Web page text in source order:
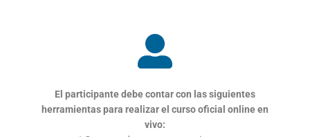
El participante debe contar con las siguientes
herramientaspara realizar el curso oficial online en
vivo: